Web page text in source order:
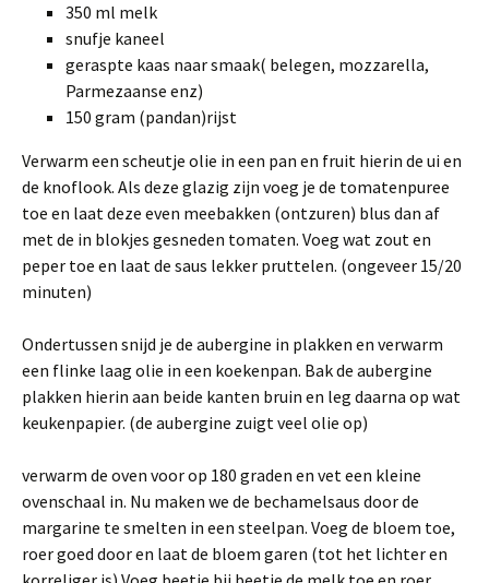
350 ml melk
snufje kaneel
geraspte kaas naar smaak( belegen, mozzarella,
Parmezaanse enz)
150 gram (pandan)rijst
Verwarm een scheutje olie in een pan en fruit hierin de ui en
de knoflook. Als deze glazig zijn voeg je de tomatenpuree
toe en laat deze even meebakken (ontzuren) blus dan af
met de in blokjes gesneden tomaten. Voeg wat zout en
peper toe en laat de saus lekker pruttelen. (ongeveer 15/20
minuten)
Ondertussen snijd je de aubergine in plakken en verwarm
een flinke laag olie in een koekenpan. Bak de aubergine
plakken hierin aan beide kanten bruin en leg daarna op wat
keukenpapier. (de aubergine zuigt veel olie op)
verwarm de oven voor op 180 graden en vet een kleine
ovenschaal in. Nu maken we de bechamelsaus door de
margarine te smelten in een steelpan. Voeg de bloem toe,
roer goed door en laat de bloem garen (tot het lichter en